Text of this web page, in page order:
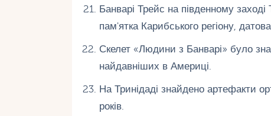
Банварі Трейс на південному
пам'ятка Карибського регіону,
Скелет «Людини з Банварі» було
найдавніших в Америці.
На Тринідаді знайдено артефакти
років.